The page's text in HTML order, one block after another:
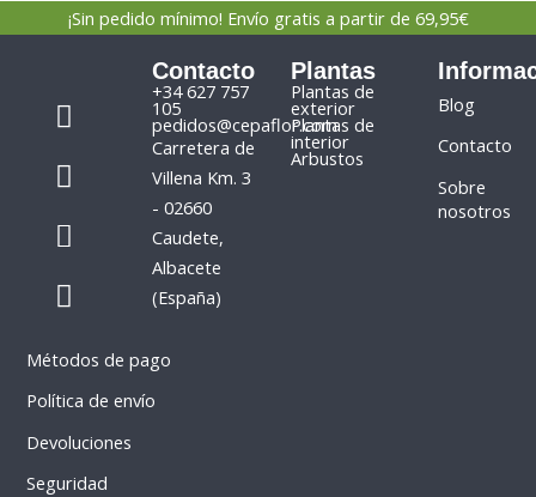
¡Sin pedido mínimo! Envío gratis a partir de 69,95€
F
a
c
e
b
o
o
k
I
n
s
t
a
g
r
a
P
h
o
n
-
a
l
t
W
h
a
t
a
p
p
Contacto
+34 627 757
105
pedidos@cepaflor.com
Carretera de
Villena Km. 3
- 02660
Caudete,
Albacete
(España)
Plantas
Plantas de
exterior
Plantas de
interior
Arbustos
Blog
Contacto
Sobre
nosotros
Métodos de pago
Política de envío
Devoluciones
Seguridad